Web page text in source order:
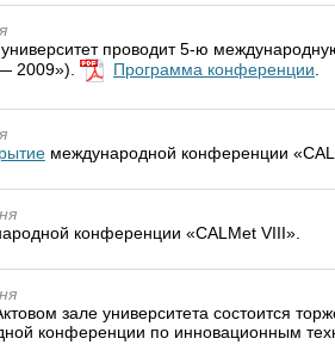
проводит 5-ю
2009»).
Программа конференции
международной конференции
конференции «CALMet VIII».
зале университета состоится
конференции по инновационным